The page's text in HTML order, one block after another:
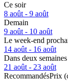
Ce soir
8 août - 9 août
Demain
9 août - 10 août
Le week-end
14 août - 16 août
Dans deux semaines
21 août - 23 août
RecommandésPrix